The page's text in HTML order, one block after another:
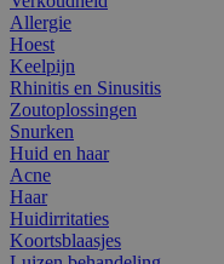
Allergie
Hoest
Keelpijn
Rhinitis en Sinusitis
Zoutoplossingen
Snurken
Huid en haar
Acne
Haar
Huidirritaties
Koortsblaasjes